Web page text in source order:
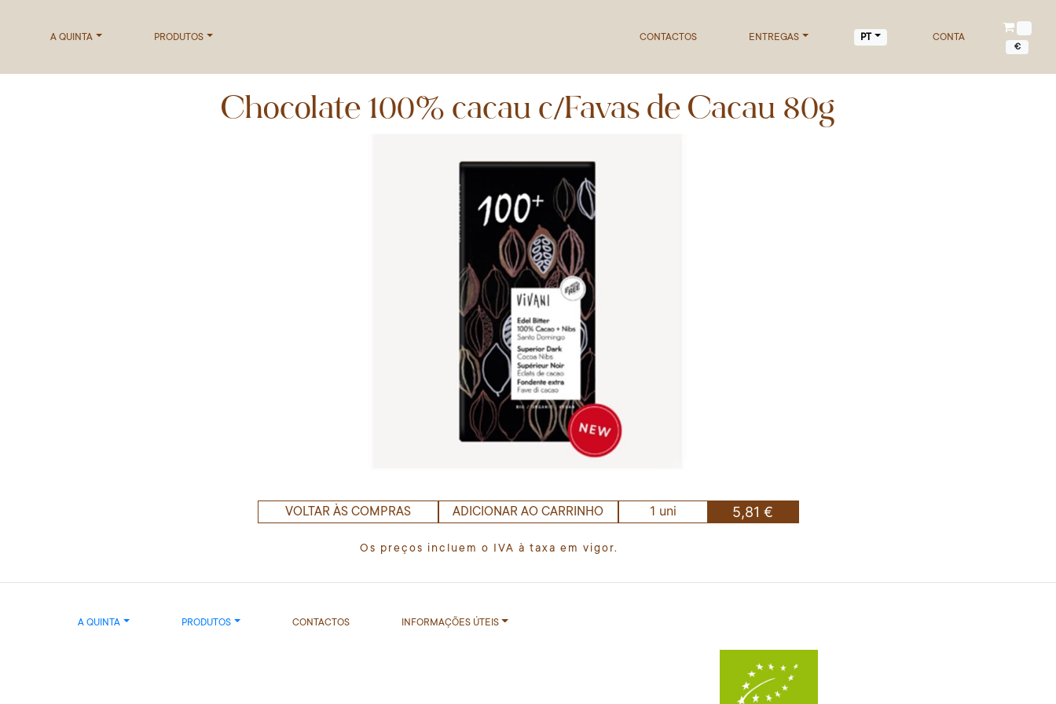
A QUINTA PRODUTOS CONTACTOS ENTREGAS PT CONTA
€
Chocolate 100% cacau c/Favas de Cacau 80g
VOLTAR ÀS COMPRAS ADICIONAR AO CARRINHO 1 uni 5,81 €
Os preços incluem o IVA à taxa em vigor.
A QUINTA PRODUTOS CONTACTOS INFORMAÇÕES ÚTEIS